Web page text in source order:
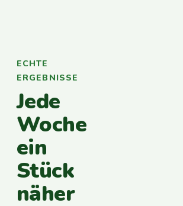
ECHTE
ERGEBNISSE
Jede
Woche
ein
Stück
näher